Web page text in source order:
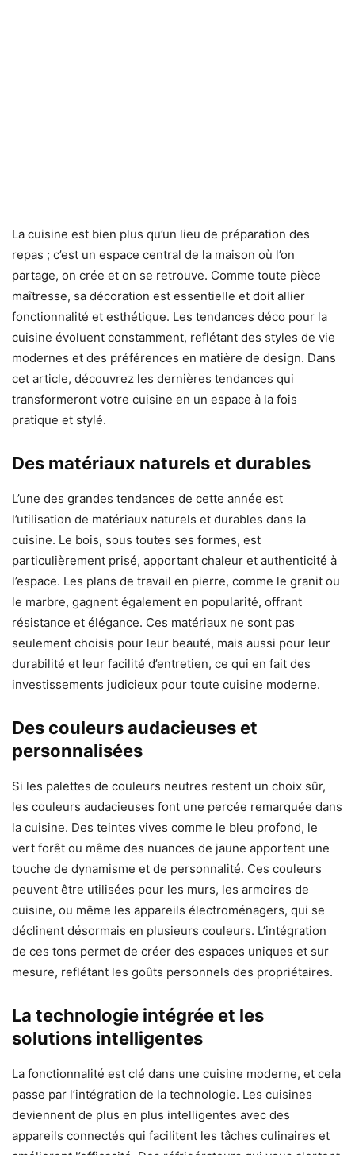
La cuisine est bien plus qu’un lieu de préparation des
repas ; c’est un espace central de la maison où l’on
partage, on crée et on se retrouve. Comme toute pièce
maîtresse, sa décoration est essentielle et doit allier
fonctionnalité et esthétique. Les tendances déco pour la
cuisine évoluent constamment, reflétant des styles de vie
modernes et des préférences en matière de design. Dans
cet article, découvrez les dernières tendances qui
transformeront votre cuisine en un espace à la fois
pratique et stylé.
Des matériaux naturels et durables
L’une des grandes tendances de cette année est
l’utilisation de matériaux naturels et durables dans la
cuisine. Le bois, sous toutes ses formes, est
particulièrement prisé, apportant chaleur et authenticité à
l’espace. Les plans de travail en pierre, comme le granit ou
le marbre, gagnent également en popularité, offrant
résistance et élégance. Ces matériaux ne sont pas
seulement choisis pour leur beauté, mais aussi pour leur
durabilité et leur facilité d’entretien, ce qui en fait des
investissements judicieux pour toute cuisine moderne.
Des couleurs audacieuses et
personnalisées
Si les palettes de couleurs neutres restent un choix sûr,
les couleurs audacieuses font une percée remarquée dans
la cuisine. Des teintes vives comme le bleu profond, le
vert forêt ou même des nuances de jaune apportent une
touche de dynamisme et de personnalité. Ces couleurs
peuvent être utilisées pour les murs, les armoires de
cuisine, ou même les appareils électroménagers, qui se
déclinent désormais en plusieurs couleurs. L’intégration
de ces tons permet de créer des espaces uniques et sur
mesure, reflétant les goûts personnels des propriétaires.
La technologie intégrée et les
solutions intelligentes
La fonctionnalité est clé dans une cuisine moderne, et cela
passe par l’intégration de la technologie. Les cuisines
deviennent de plus en plus intelligentes avec des
appareils connectés qui facilitent les tâches culinaires et